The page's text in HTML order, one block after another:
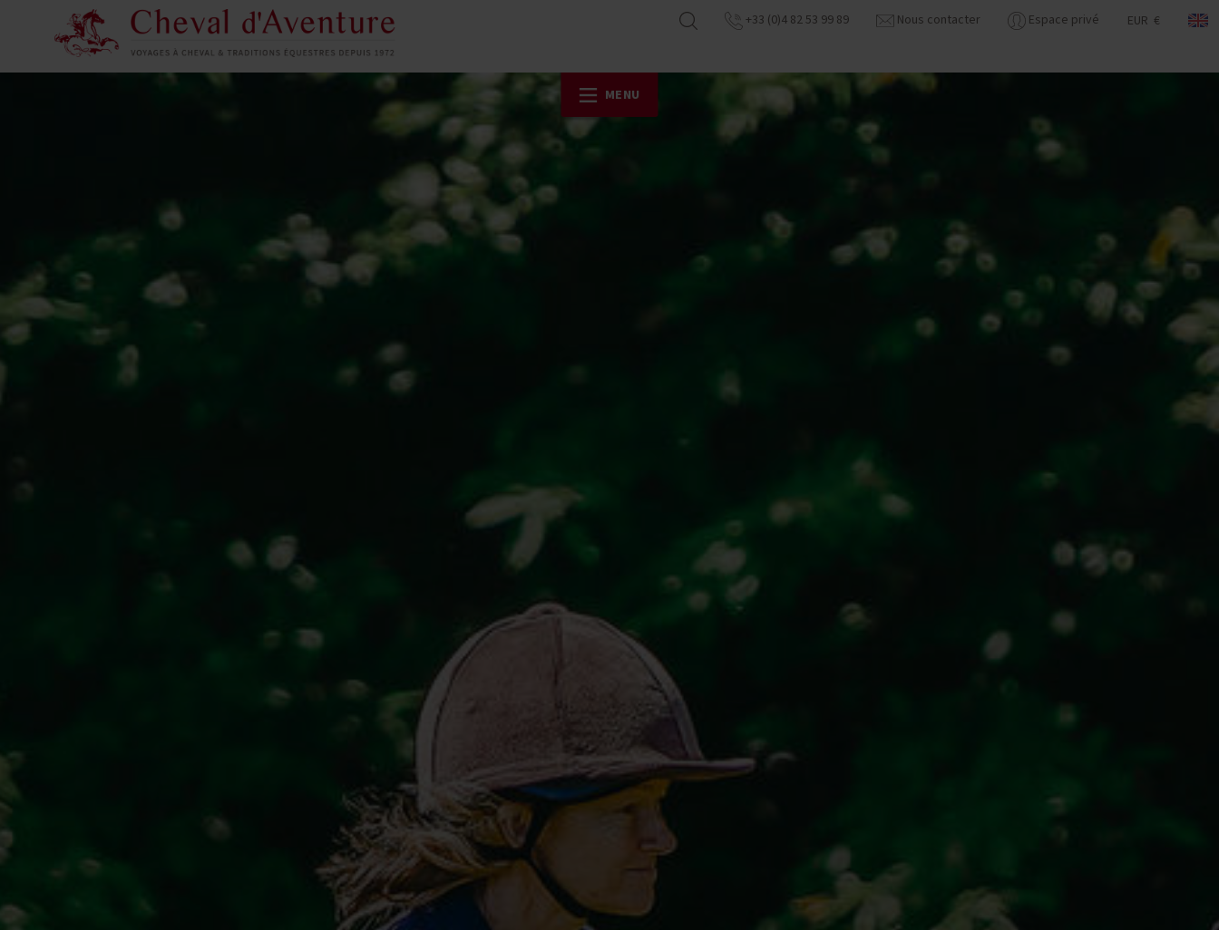
+33 (0)4 82 53 99 89 Nous contacter Espace privé EUR €
MENU